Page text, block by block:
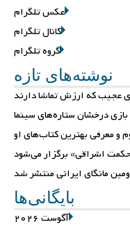
عکس تلگرام
کانال تلگرام
گروه تلگرام
نوشته‌های تازه
درخشان ستاره‌های سینما
معرفی بهترین کتاب‌های او
اشراقی» برگزار می‌شود
مانگای ایرانی منتشر شد
بایگانی‌ها
آگوست 2026